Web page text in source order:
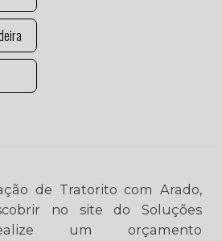
de Tratorito com Arado,
no site do Soluções
um orçamento